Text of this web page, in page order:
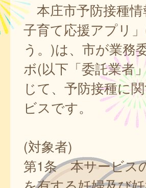
本庄市予防接種情
子育て応援アプリ
う。)は、市が業務
ボ(以下「委託業者
じて、予防接種に
ビスです。
(対象者)
第1条 本サービス